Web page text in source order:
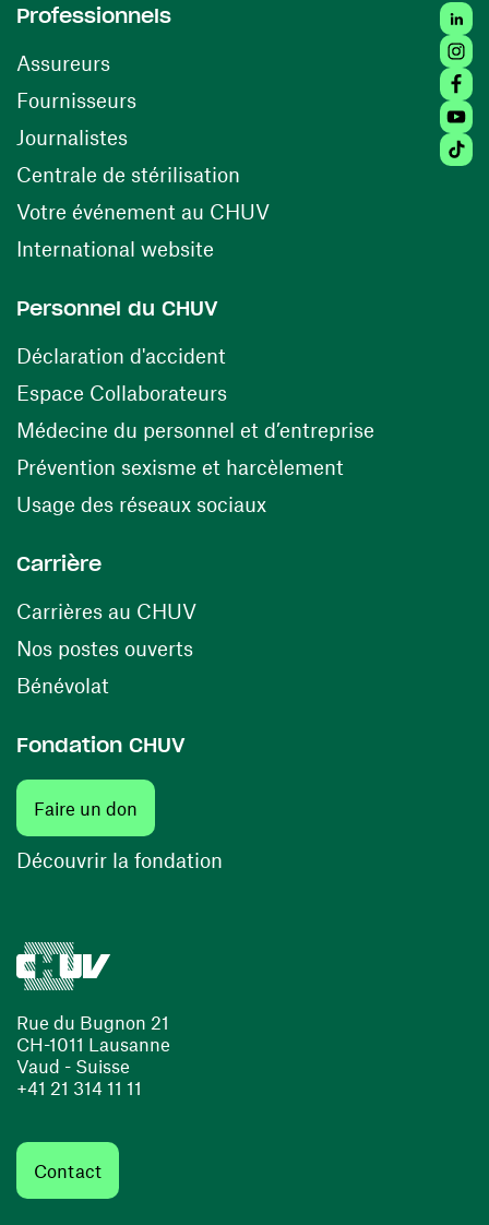
Rue du Bugnon 21
CH-1011 Lausanne
Vaud - Suisse
+41 21 314 11 11
Contact
Professionnels
Assureurs
Fournisseurs(ouvre une nouvelle fenêtre)
Journalistes
Centrale de stérilisation (ouvre une nouvelle
Votre événement au CHUV(ouvre une nouvelle
International website
Personnel du CHUV
Déclaration d'accident
Espace Collaborateurs(ouvre une nouvelle fenêtre)
Médecine du personnel et d’entreprise
Prévention sexisme et harcèlement
Usage des réseaux sociaux(ouvre une nouvelle
Carrière
Carrières au CHUV(ouvre une nouvelle fenêtre)
Nos postes ouverts(ouvre une nouvelle fenêtre)
Bénévolat
Fondation CHUV
Faire un don
Découvrir la fondation